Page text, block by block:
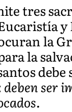
tres
y
la
la
debe
deben ser